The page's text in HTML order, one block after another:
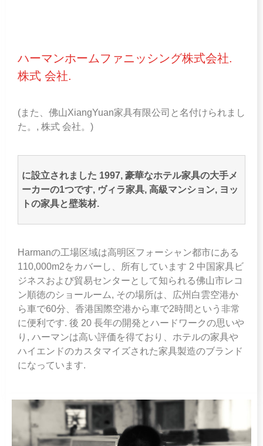
ハーマンホームファニッシング株式会社.
株式 会社.
(また、佛山XiangYuan家具有限公司と名付けられまし
た。, 株式 会社。)
に設立されました 1997, 豪華なホテル家具の大手メ
ーカーの1つです, ヴィラ家具, 高級マンション, ヨッ
トの家具と壁装材.
Harmanの工場区域は高明区フォーシャン都市にある
110,000m2をカバーし、所有しています 2 中国家具ビ
ジネスおよび貿易センターとして知られる佛山市レコ
ン順徳のショールーム, その場所は、広州白雲空港か
ら車で60分、香港国際空港から車で2時間という非常
に便利です. 後 20 長年の開発とハードワークの思いや
り, ハーマンは高い評価を得ており、ホテルの家具や
ハイエンドのカスタマイズされた家具製造のブランド
になっています.